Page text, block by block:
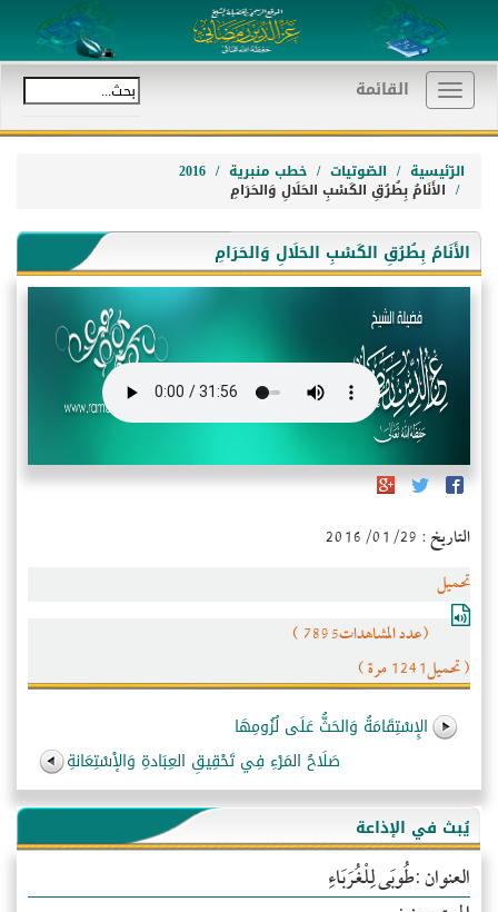
Toggle
navigation
القائمة
الرّئيسية الصّوتيات خطب منبرية 2016
الأَنَامُ بِطُرُقِ الكَسْبِ الحَلَالِ وَالحَرَامِ
الأَنَامُ بِطُرُقِ الكَسْبِ الحَلَالِ وَالحَرَامِ
التاريخ : 2016/01/29
تحميل
(عدد المشاهدات7895 )
( تحميل1241 مرة )
الإِسْتِقَامَةُ وَالحَثُّ عَلَى لُزُومِهَا
صَلَاحُ المَرْءِ فِي تَحْقِيقِ العِبَادةِ وَالإْسْتِعَانةِ
يُبث في الإذاعة
العنوان :طُوبَى لِلْغُرَبَاءِ